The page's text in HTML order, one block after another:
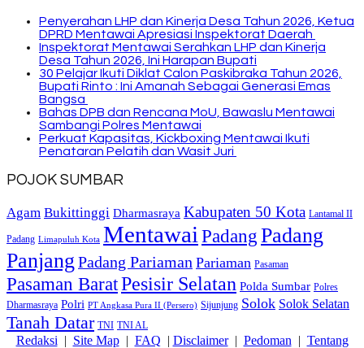
Penyerahan LHP dan Kinerja Desa Tahun 2026, Ketua
DPRD Mentawai Apresiasi Inspektorat Daerah
Inspektorat Mentawai Serahkan LHP dan Kinerja
Desa Tahun 2026, Ini Harapan Bupati
30 Pelajar Ikuti Diklat Calon Paskibraka Tahun 2026,
Bupati Rinto : Ini Amanah Sebagai Generasi Emas
Bangsa
Bahas DPB dan Rencana MoU, Bawaslu Mentawai
Sambangi Polres Mentawai
Perkuat Kapasitas, Kickboxing Mentawai Ikuti
Penataran Pelatih dan Wasit Juri
POJOK SUMBAR
Agam Bukittinggi Dharmasraya Kabupaten 50 Kota Lantamal II
Padang Limapuluh Kota Mentawai PadangPadang
Panjang Padang Pariaman Pariaman Pasaman
Pasaman BaratPesisir Selatan Polda Sumbar Polres
Dharmasraya Polri PT Angkasa Pura II (Persero) Sijunjung Solok Solok Selatan
Tanah Datar TNI TNI AL
Redaksi | Site Map| FAQ | Disclaimer| Pedoman | Tentang